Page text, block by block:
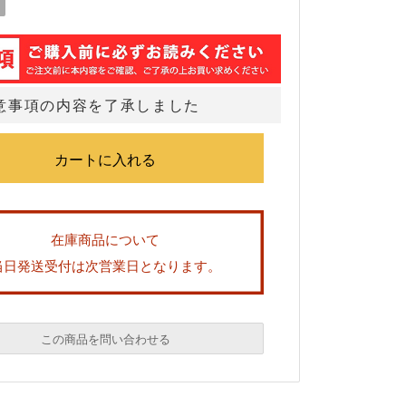
事項の内容を了承しました
在庫商品について
日発送受付は次営業日となります。
この商品を問い合わせる